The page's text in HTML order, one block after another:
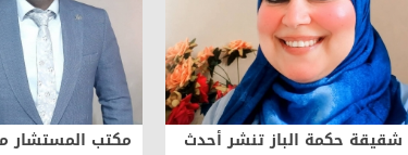
شقيقة حكمة الباز تنشر أحدث
مكتب المستشار